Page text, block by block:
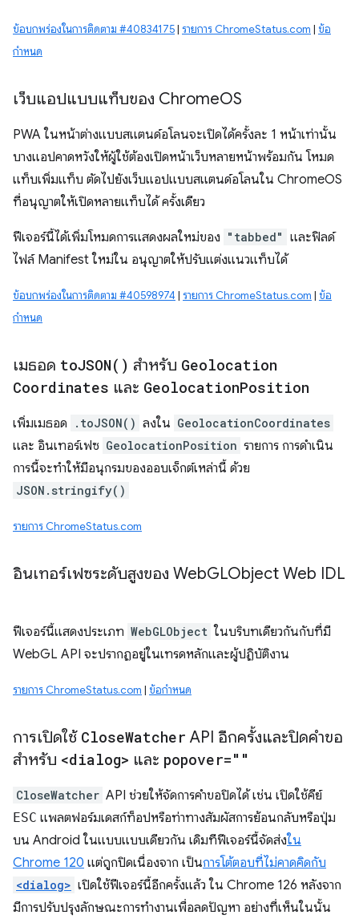
ข้อบกพร่องในการติดตาม #40834175| รายการ ChromeStatus.com | ข้อ
กำหนด
เว็บแอปแบบแท็บของ ChromeOS
PWA ในหน้าต่างแบบสแตนด์อโลนจะเปิดได้ครั้งละ 1 หน้าเท่านั้น
บางแอปคาดหวังให้ผู้ใช้ต้องเปิดหน้าเว็บหลายหน้าพร้อมกัน โหมด
แท็บเพิ่มแท็บ ตัดไปยังเว็บแอปแบบสแตนด์อโลนใน ChromeOS
ที่อนุญาตให้เปิดหลายแท็บได้ ครั้งเดียว
ฟีเจอร์นี้ได้เพิ่มโหมดการแสดงผลใหม่ของ "tabbed" และฟิลด์
ไฟล์ Manifest ใหม่ใน อนุญาตให้ปรับแต่งแนวแท็บได้
ข้อบกพร่องในการติดตาม #40598974 | รายการ ChromeStatus.com | ข้อ
กำหนด
เมธอด toJSON( ) สำหรับ Geolocation
Coordinates และ GeolocationPosition
เพิ่มเมธอด .toJSON() ลงใน GeolocationCoordinates
และ อินเทอร์เฟซ GeolocationPosition รายการ การดำเนิน
การนี้จะทำให้มีอนุกรมของออบเจ็กต์เหล่านี้ ด้วย
JSON.stringify()
รายการ ChromeStatus.com
อินเทอร์เฟซระดับสูงของ WebGLObject Web IDL
ฟีเจอร์นี้แสดงประเภท WebGLObject ในบริบทเดียวกันกับที่มี
WebGL API จะปรากฏอยู่ในเทรดหลักและผู้ปฏิบัติงาน
รายการ ChromeStatus.com | ข้อกำหนด
การเปิดใช้ CloseWatcher API อีกครั้งและปิดคำขอ
สำหรับ <dialog> และ popover=""
CloseWatcher API ช่วยให้จัดการคำขอปิดได้ เช่น เปิดใช้คีย์
ESC แพลตฟอร์มเดสก์ท็อปหรือท่าทางสัมผัสการย้อนกลับหรือปุ่ม
บน Android ในแบบแบบเดียวกัน เดิมทีฟีเจอร์นี้จัดส่งใน
Chrome 120 แต่ถูกปิดเนื่องจาก เป็นการโต้ตอบที่ไม่คาดคิดกับ
<dialog> เปิดใช้ฟีเจอร์นี้อีกครั้งแล้ว ใน Chrome 126 หลังจาก
มีการปรับปรุงลักษณะการทำงานเพื่อลดปัญหา อย่างที่เห็นในนั้น